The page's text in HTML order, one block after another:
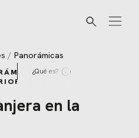
Buscar
Panorámicas
¿Qué es?
en la